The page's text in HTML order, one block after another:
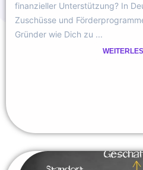
finanzieller Unterstützung? In
Zuschüsse und
Gründer wie Dich zu ...